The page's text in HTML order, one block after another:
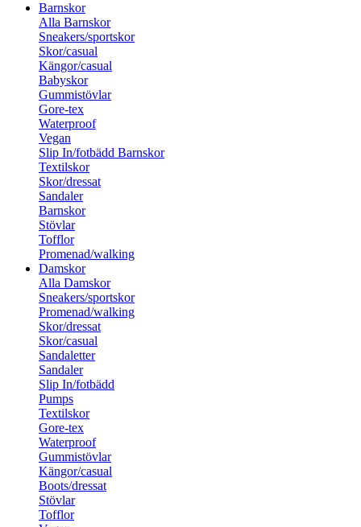
Barnskor
Alla Barnskor
Sneakers/sportskor
Skor/casual
Kängor/casual
Babyskor
Gummistövlar
Gore-tex
Waterproof
Vegan
Slip In/fotbädd Barnskor
Textilskor
Skor/dressat
Sandaler
Barnskor
Stövlar
Tofflor
Promenad/walking
Damskor
Alla Damskor
Sneakers/sportskor
Promenad/walking
Skor/dressat
Skor/casual
Sandaletter
Sandaler
Slip In/fotbädd
Pumps
Textilskor
Gore-tex
Waterproof
Gummistövlar
Kängor/casual
Boots/dressat
Stövlar
Tofflor